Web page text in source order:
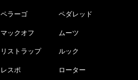
ペラーゴ ペダレッド
マックオフ ムーツ
リストラップ ルック
レスポ ローター